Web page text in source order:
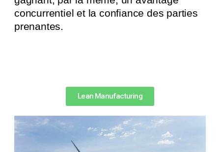
concurrentiel et la confiance des parties
prenantes.
Lean Manufacturing